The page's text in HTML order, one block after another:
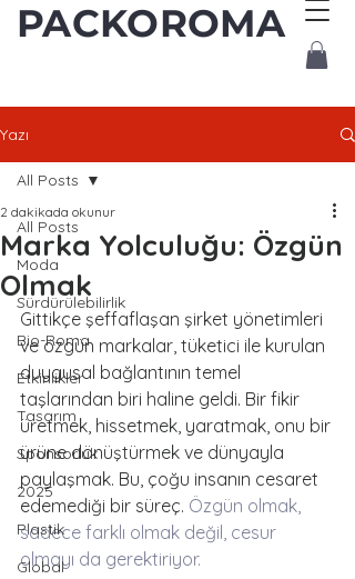
PACKOROMA
Yazı
All Posts
Moda
Sürdürülebilirlik
Bio-Roma
Etkinlikler
Tasarım
Sponsorluk
2025
Plastik
Global
All Posts
Marka Yolculuğu: Özgün
Olmak
2 dakikada okunur
Gittikçe şeffaflaşan şirket yönetimleri
ve özgün markalar, tüketici ile kurulan
duygusal bağlantının temel
taşlarından biri haline geldi. Bir fikir
üretmek, hissetmek, yaratmak, onu bir
ürüne dönüştürmek ve dünyayla
paylaşmak. Bu, çoğu insanın cesaret
edemediği bir süreç. Özgün olmak,
sadece farklı olmak değil, cesur
olmayı da gerektiriyor.